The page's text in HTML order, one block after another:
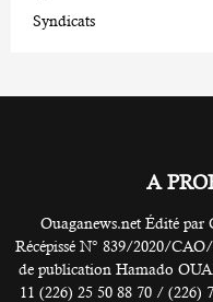
Syndicats
A
Ouaganews.net Édité
Récépissé N° 839/2020/
de publication Hamado
11 (226) 25 50 88 70 / (226)